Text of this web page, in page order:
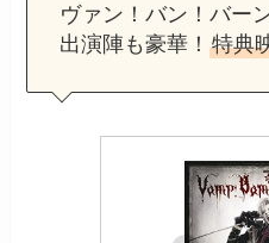
ヴァン！バン！バー
出演陣も豪華！特典